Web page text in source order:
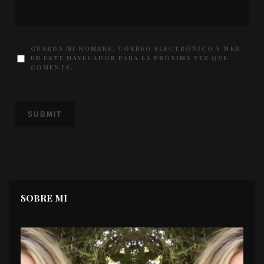
GUARDA MI NOMBRE, CORREO ELECTRÓNICO Y WEB
EN ESTE NAVEGADOR PARA LA PRÓXIMA VEZ QUE
COMENTE.
SOBRE MI